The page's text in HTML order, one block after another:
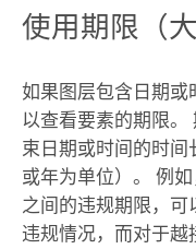
使用期限（
如果图层包含日期或
以查看要素的期限
束日期或时间的时间
或年为单位）。 例
之间的违规期限，可
违规情况，而对于越